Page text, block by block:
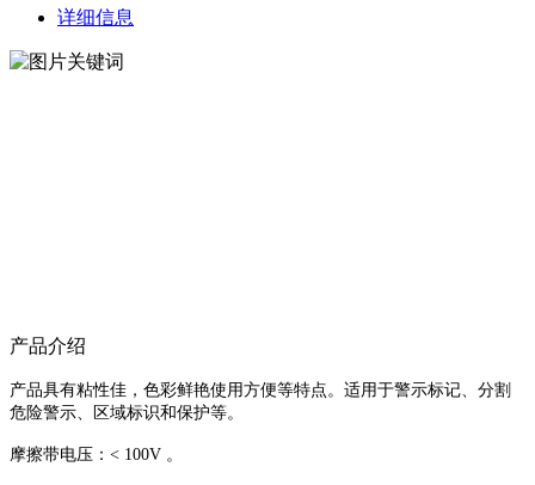
详细信息
产品介绍
产品具有粘性佳，色彩鲜艳使用方便等特点。适用于警示标记、分割
危险警示、区域标识和保护等。
摩擦带电压：< 100V 。